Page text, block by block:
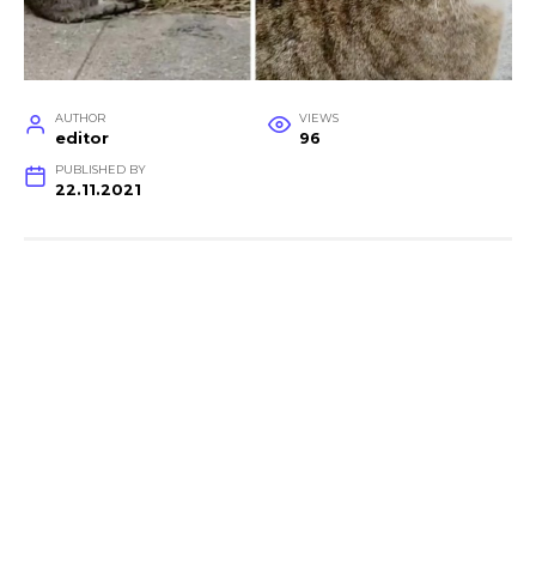
AUTHOR
editor
VIEWS
96
PUBLISHED BY
22.11.2021